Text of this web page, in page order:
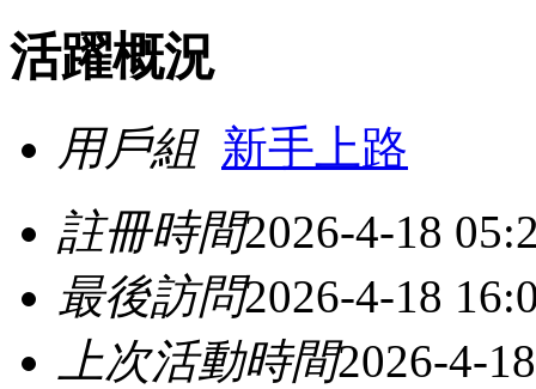
活躍概況
用戶組 新手上路
註冊時間2026-4-18
最後訪問2026-4-18
上次活動時間2026-4-